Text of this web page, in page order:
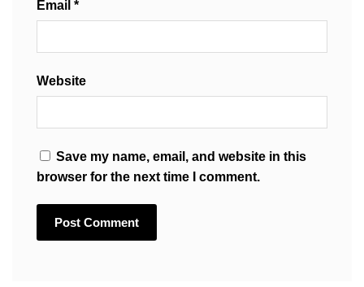
Email *
Website
Save my name, email, and website in this
browser for the next time I comment.